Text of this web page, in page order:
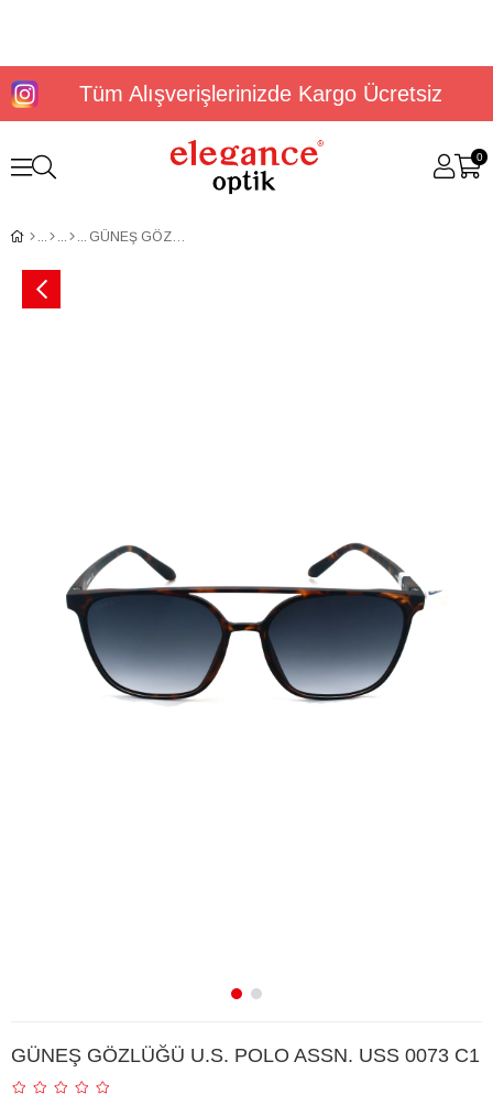
Tüm Alışverişlerinizde Kargo Ücretsiz
0
GÜNEŞ GÖZLÜĞÜ U.S. POLO ASSN. USS 0073 C1
GÜNEŞ GÖZLÜĞÜ U.S. POLO ASSN. USS 0073 C1